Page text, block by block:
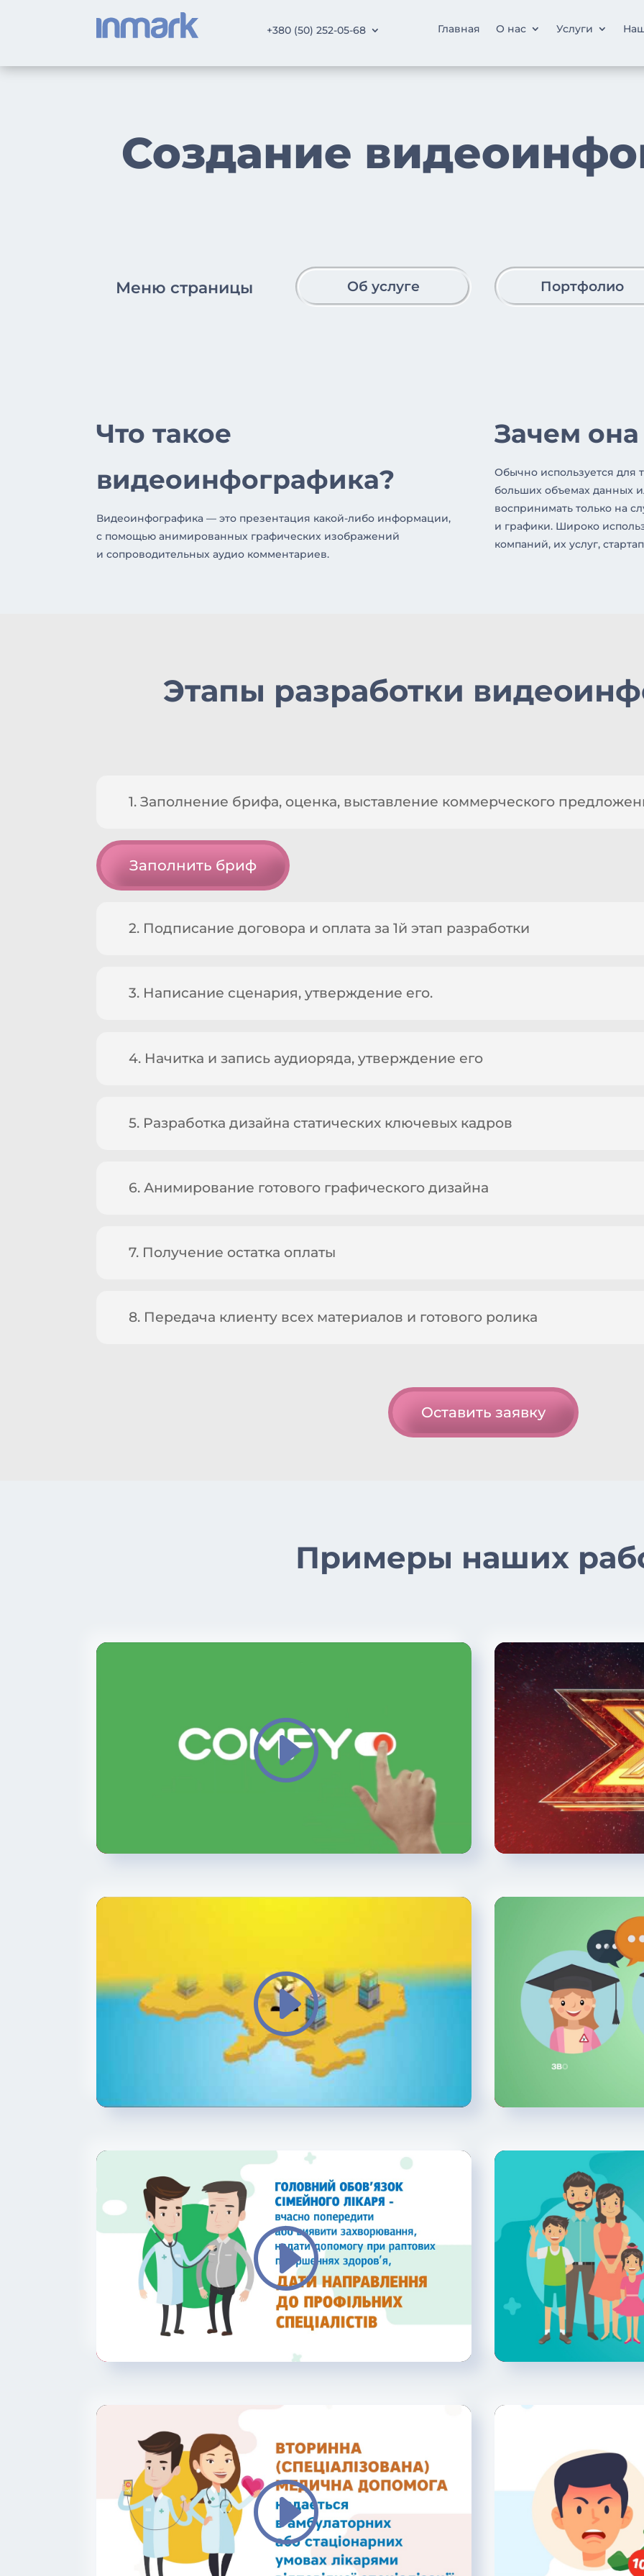
+380 (50) 252-05-68 Главная О нас Услуги
Создание
Меню страницы Об услуге Портфолио
Что такое
видеоинфографика?
Видеоинфографика — это презентация какой-либо информации,
с помощью анимированных графических изображений
и сопроводительных аудио комментариев.
Зачем
Обычно используется для
больших объемах данных
воспринимать только на
и графики. Широко
компаний, их услуг,
Этапы разработки
1. Заполнение брифа, оценка, выставление коммерческого
Заполнить бриф
2. Подписание договора и оплата за 1й этап разработки
3. Написание сценария, утверждение его.
4. Начитка и запись аудиоряда, утверждение его
5. Разработка дизайна статических ключевых кадров
6. Анимирование готового графического дизайна
7. Получение остатка оплаты
8. Передача клиенту всех материалов и готового ролика
Оставить заявку
Примеры наших